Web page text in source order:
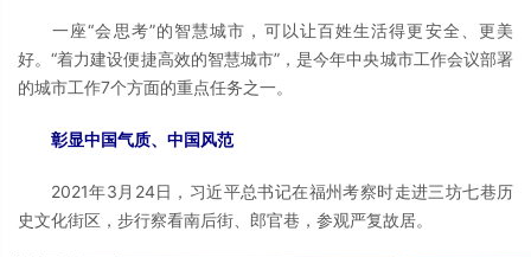
一座“会思考”的智慧城市，可以让百姓生活得更安全、更美
好。“着力建设便捷高效的智慧城市”，是今年中央城市工作会议部署
的城市工作7个方面的重点任务之一。
彰显中国气质、中国风范
2021年3月24日，习近平总书记在福州考察时走进三坊七巷历
史文化街区，步行察看南后街、郎官巷，参观严复故居。